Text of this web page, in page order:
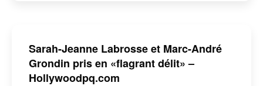
Sarah-Jeanne Labrosse et Marc-André
Grondin pris en «flagrant délit» –
Hollywoodpq.com